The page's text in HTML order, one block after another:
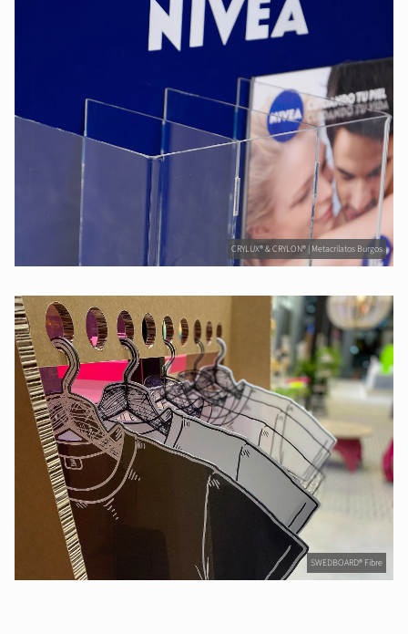
CRYLUX® & CRYLON® | Metacrilatos Burgos
SWEDBOARD® Fibre